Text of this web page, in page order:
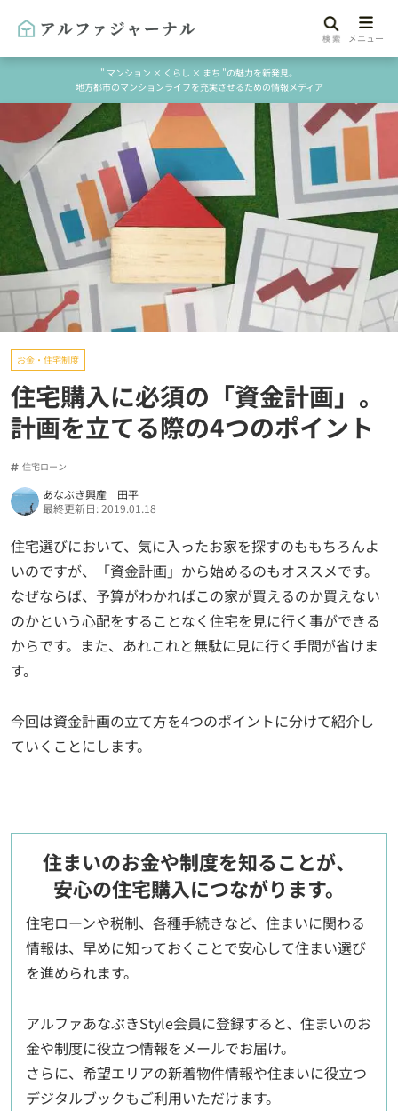
" マンション × くらし × まち "の魅力を新発見。
地方都市のマンションライフを充実させるための情報メディア
お金・住宅制度
住宅購入に必須の「資金計画」。
計画を立てる際の4つのポイント
住宅ローン
あなぶき興産 田平
最終更新日: 2019.01.18
住宅選びにおいて、気に入ったお家を探すのももちろんよ
いのですが、「資金計画」から始めるのもオススメです。
なぜならば、予算がわかればこの家が買えるのか買えない
のかという心配をすることなく住宅を見に行く事ができる
からです。また、あれこれと無駄に見に行く手間が省けま
す。
今回は資金計画の立て方を4つのポイントに分けて紹介し
ていくことにします。
住まいのお金や制度を知ることが、
安心の住宅購入につながります。
住宅ローンや税制、各種手続きなど、住まいに関わる
情報は、早めに知っておくことで安心して住まい選び
を進められます。
アルファあなぶきStyle会員に登録すると、住まいのお
金や制度に役立つ情報をメールでお届け。
さらに、希望エリアの新着物件情報や住まいに役立つ
デジタルブックもご利用いただけます。